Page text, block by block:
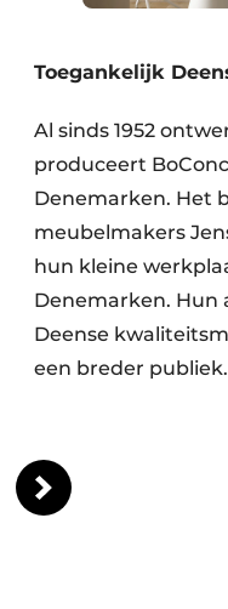
Toegankelijk
Al sinds 1952
produceert
Denemarken. Het
meubelmakers
hun kleine
Denemarken. Hun
Deense
een breder publiek.